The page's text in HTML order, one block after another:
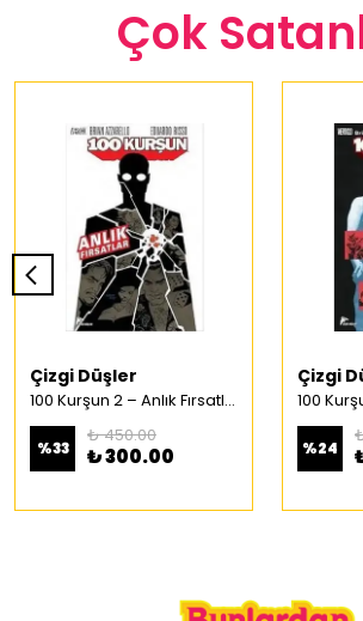
Çok
Çizgi Düşler
100 Kurşun 2 – Anlık Fırsatlar Türkçe Çizgi Roman
%33
₺ 450.00
₺ 300.00
Çizgi
%24